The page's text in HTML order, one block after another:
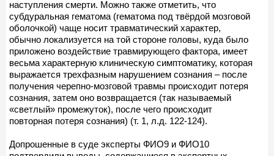
наступления смерти. Можно также отметить, что
субдуральная гематома (гематома под твёрдой мозговой
оболочкой) чаще носит травматический характер,
обычно локализуется на той стороне головы, куда было
приложено воздействие травмирующего фактора, имеет
весьма характерную клиническую симптоматику, которая
выражается трехфазным нарушением сознания – после
получения черепно-мозговой травмы происходит потеря
сознания, затем оно возвращается (так называемый
«светлый» промежуток), после чего происходит
повторная потеря сознания) (т. 1, л.д. 122-124).
Допрошенные в суде эксперты ФИО9 и ФИО10